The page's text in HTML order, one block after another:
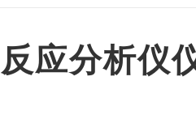
应分析仪